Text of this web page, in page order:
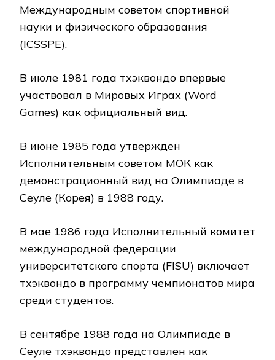
Международным советом спортивной
науки и физического образования
(ICSSPE).
В июле 1981 года тхэквондо впервые
участвовал в Мировых Играх (Word
Games) как официальный вид.
В июне 1985 года утвержден
Исполнительным советом МОК как
демонстрационный вид на Олимпиаде в
Сеуле (Корея) в 1988 году.
В мае 1986 года Исполнительный комитет
международной федерации
университетского спорта (FISU) включает
тхэквондо в программу чемпионатов мира
среди студентов.
В сентябре 1988 года на Олимпиаде в
Сеуле тхэквондо представлен как